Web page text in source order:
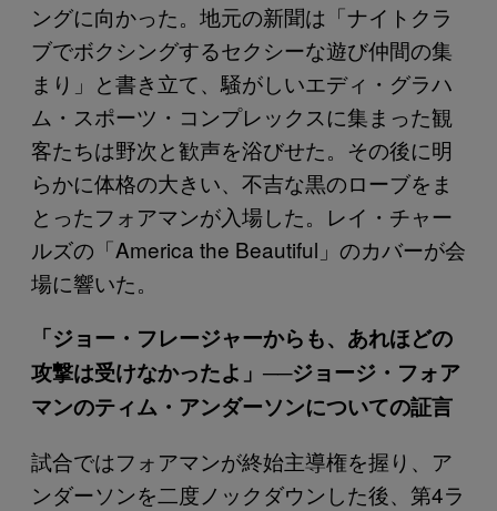
ングに向かった。地元の新聞は「ナイトクラ
ブでボクシングするセクシーな遊び仲間の集
まり」と書き立て、騒がしいエディ・グラハ
ム・スポーツ・コンプレックスに集まった観
客たちは野次と歓声を浴びせた。その後に明
らかに体格の大きい、不吉な黒のローブをま
とったフォアマンが入場した。レイ・チャー
ルズの「America the Beautiful」のカバーが会
場に響いた。
「ジョー・フレージャーからも、あれほどの
攻撃は受けなかったよ」──ジョージ・フォア
マンのティム・アンダーソンについての証言
試合ではフォアマンが終始主導権を握り、ア
ンダーソンを二度ノックダウンした後、第4ラ